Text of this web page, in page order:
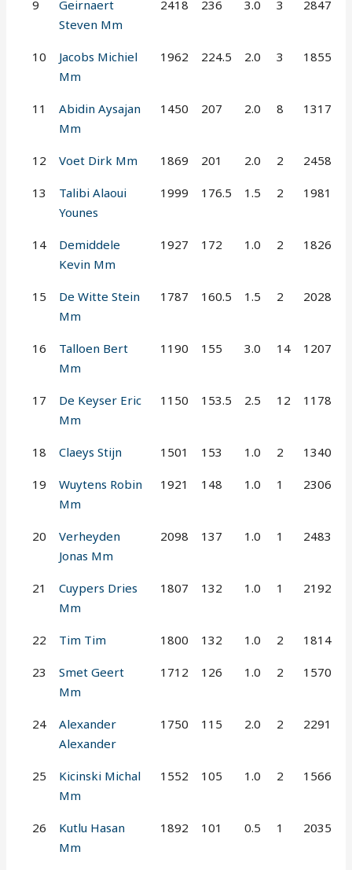
9
Geirnaert
Steven Mm
2418 236 3.0 3 2847
10
Jacobs Michiel
Mm
1962 224.5 2.0 3 1855
11
Abidin Aysajan
Mm
1450 207 2.0 8 1317
12 Voet Dirk Mm 1869 201 2.0 2 2458
13
Talibi Alaoui
Younes
1999 176.5 1.5 2 1981
14
Demiddele
Kevin Mm
1927 172 1.0 2 1826
15
De Witte Stein
Mm
1787 160.5 1.5 2 2028
16
Talloen Bert
Mm
1190 155 3.0 14 1207
17
De Keyser Eric
Mm
1150 153.5 2.5 12 1178
18 Claeys Stijn 1501 153 1.0 2 1340
19
Wuytens Robin
Mm
1921 148 1.0 1 2306
20
Verheyden
Jonas Mm
2098 137 1.0 1 2483
21
Cuypers Dries
Mm
1807 132 1.0 1 2192
22 Tim Tim 1800 132 1.0 2 1814
23
Smet Geert
Mm
1712 126 1.0 2 1570
24
Alexander
Alexander
1750 115 2.0 2 2291
25
Kicinski Michal
Mm
1552 105 1.0 2 1566
26
Kutlu Hasan
Mm
1892 101 0.5 1 2035